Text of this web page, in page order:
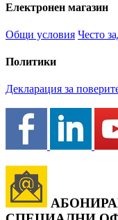
Електронен магазин
Общи условия Често
Политики
Декларация за